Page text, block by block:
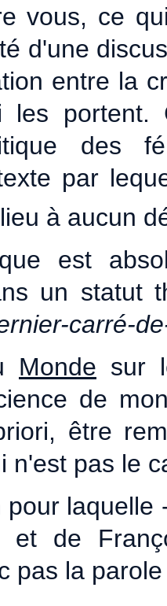
vous, ce
d'une
entre la
les portent.
des
par
à aucun
est
un statut
carré-
Monde sur
de
être
n'est pas le
pour
et de
pas la